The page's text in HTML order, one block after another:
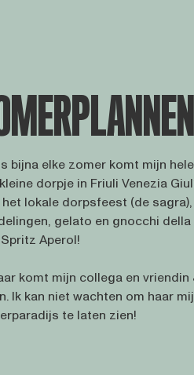
bijna elke zomer komt mijn
dorpje in Friuli Venezia
het lokale dorpsfeest (de
gelato en gnocchi della
Aperol!
komt mijn collega en
Ik kan niet wachten om haar
te laten zien!